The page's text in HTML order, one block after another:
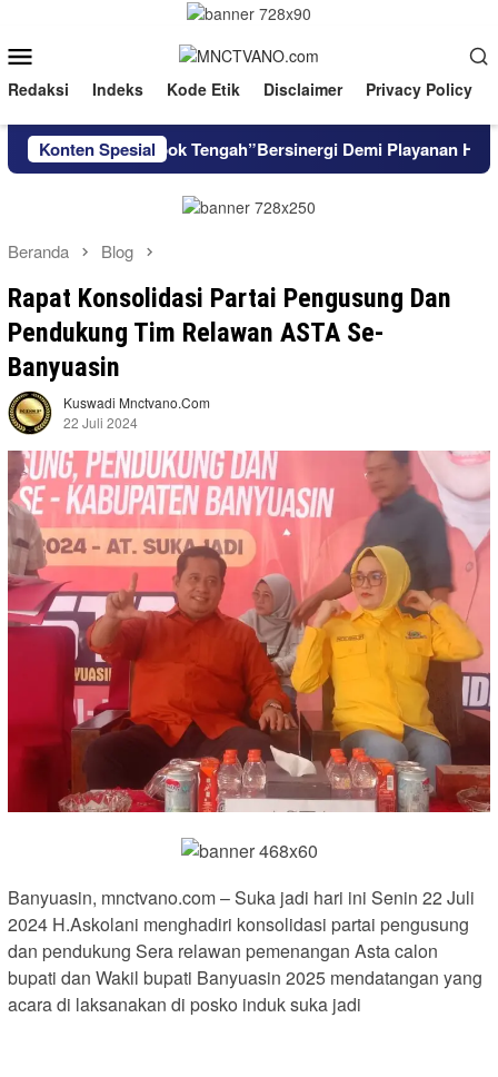
konten
Mobile
Redaksi Indeks Kode Etik Disclaimer Privacy Policy
Konten Spesial
Lombok Tengah”Bersinergi Demi Playanan Hukum
Beranda Blog
Rapat Konsolidasi Partai Pengusung Dan
Pendukung Tim Relawan ASTA Se-
Banyuasin
Kuswadi Mnctvano.com
22 Juli 2024
Banyuasin, mnctvano.com – Suka jadi hari ini Senin 22 Juli
2024 H.Askolani menghadiri konsolidasi partai pengusung
dan pendukung Sera relawan pemenangan Asta calon
bupati dan Wakil bupati Banyuasin 2025 mendatangan yang
acara di laksanakan di posko induk suka jadi